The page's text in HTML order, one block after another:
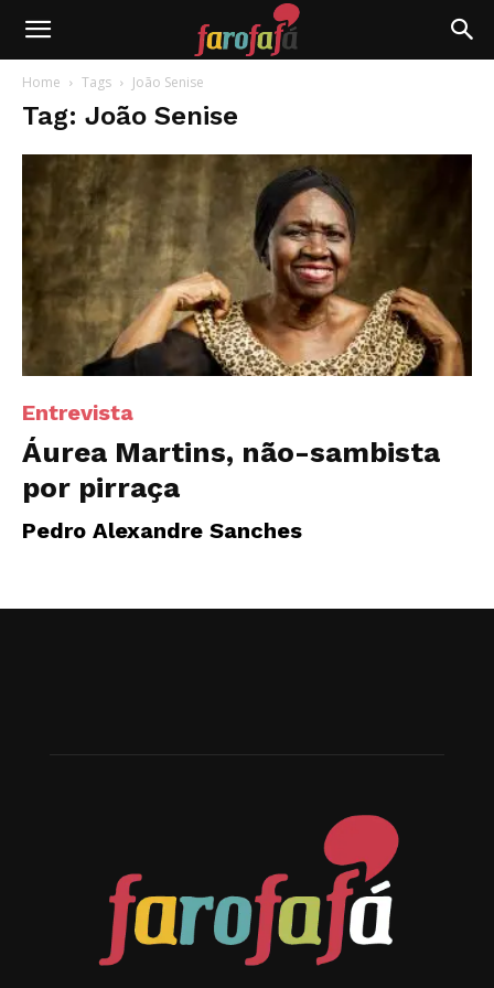
Farofafá
Home Tags João Senise
Tag: João Senise
Entrevista
Áurea Martins, não-sambista
por pirraça
Pedro Alexandre Sanches